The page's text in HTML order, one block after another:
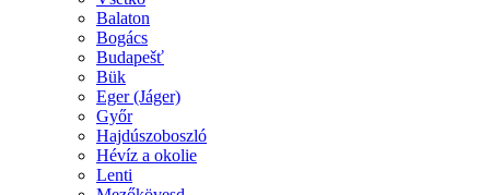
Balaton
Bogács
Budapešť
Bük
Eger (Jáger)
Győr
Hajdúszoboszló
Hévíz a okolie
Lenti